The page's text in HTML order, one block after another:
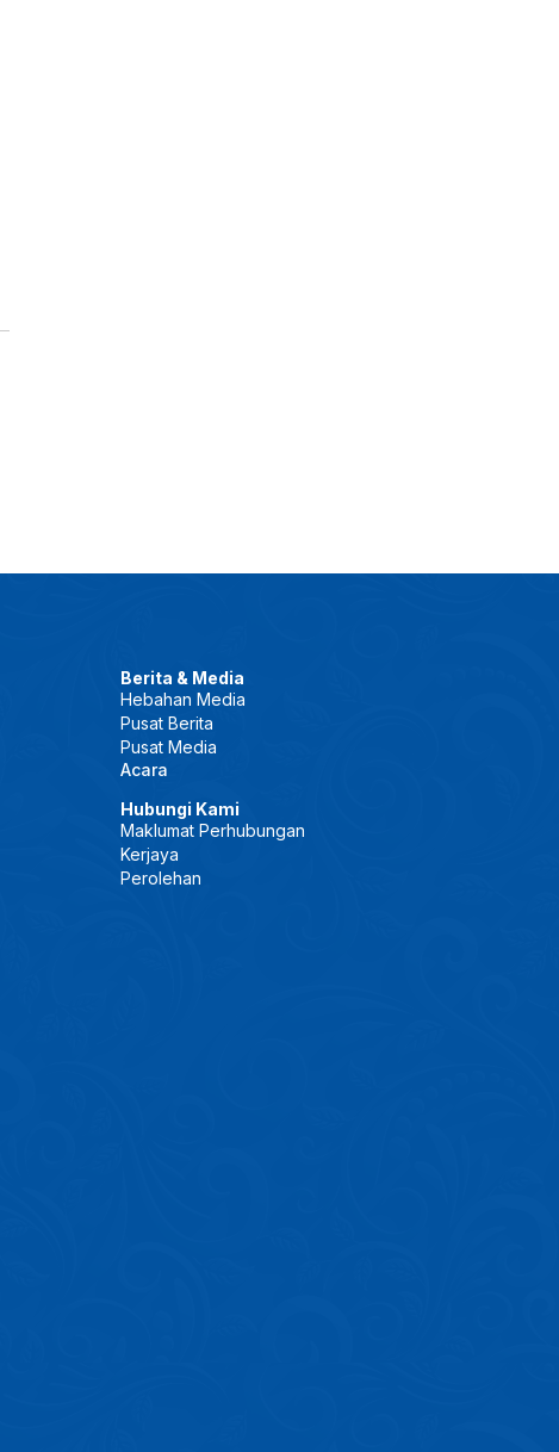
Berita & Media
Hebahan Media
Pusat Berita
Pusat Media
Acara
Hubungi Kami
Maklumat Perhubungan
Kerjaya
Perolehan